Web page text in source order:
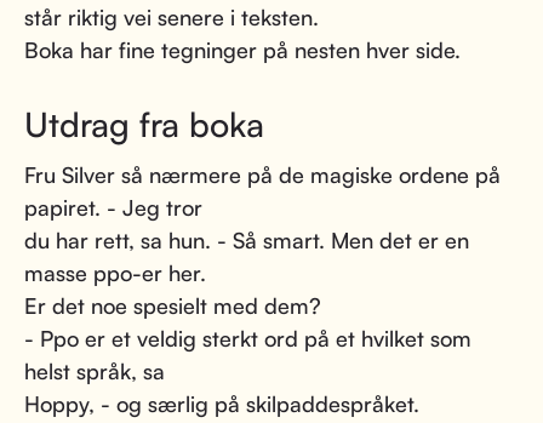
står riktig vei senere i teksten.
Boka har fine tegninger på nesten hver side.
Utdrag fra boka
Fru Silver så nærmere på de magiske ordene på
papiret. - Jeg tror
du har rett, sa hun. - Så smart. Men det er en
masse ppo-er her.
Er det noe spesielt med dem?
- Ppo er et veldig sterkt ord på et hvilket som
helst språk, sa
Hoppy, - og særlig på skilpaddespråket.